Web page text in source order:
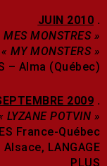
JUIN 2010 .
MES MONSTRES »
« MY MONSTERS »
– Alma (Québec)
2009 .
LYZANE POTVIN »
France-Québec
LANGAGE
PLUS